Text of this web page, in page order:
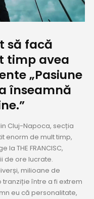
să facă
timp avea
„Pasiune
înseamnă
Cluj-Napoca, secția
enorm de mult timp,
THE FRANCISC,
de ore lucrate.
milioane de
între a fi extrem
eu că personalitate,